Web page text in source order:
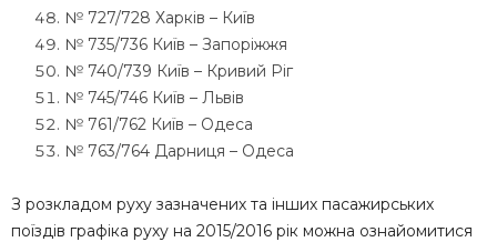
№ 727/728 Харків – Київ
№ 735/736 Київ – Запоріжжя
№ 740/739 Київ – Кривий Ріг
№ 745/746 Київ – Львів
№ 761/762 Київ – Одеса
№ 763/764 Дарниця – Одеса
З розкладом руху зазначених та інших пасажирських
поїздів графіка руху на 2015/2016 рік можна ознайомитися